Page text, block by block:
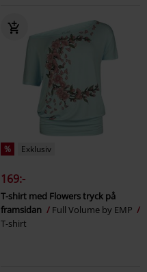
% Exklusiv
169:-
T-shirt med Flowers tryck på
framsidan
Full Volume by EMP
T-shirt